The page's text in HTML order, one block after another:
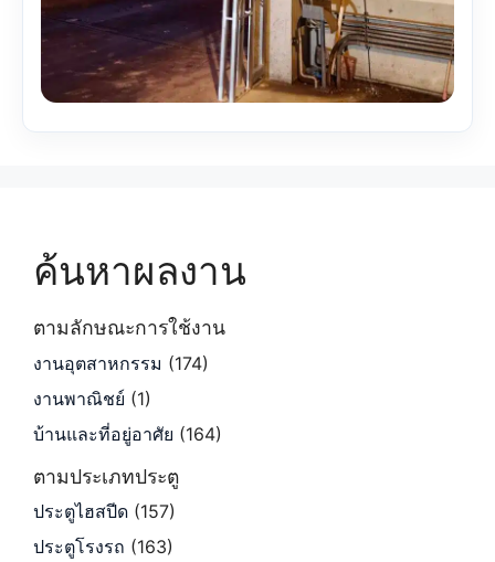
ค้นหาผลงาน
ตามลักษณะการใช้งาน
งานอุตสาหกรรม (174)
งานพาณิชย์ (1)
บ้านและที่อยู่อาศัย (164)
ตามประเภทประตู
ประตูไฮสปีด (157)
ประตูโรงรถ (163)